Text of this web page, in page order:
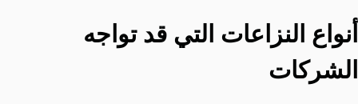
أنواع النزاعات التي قد تواجه
الشركات